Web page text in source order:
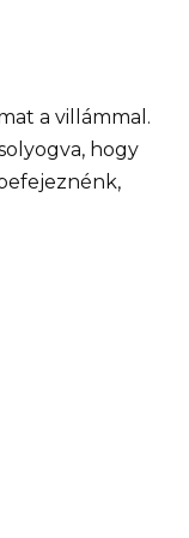
a villámmal.
hogy